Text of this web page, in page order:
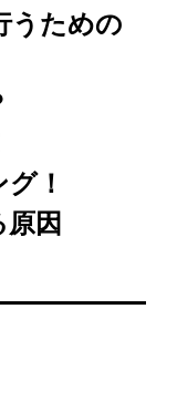
うための
！
因